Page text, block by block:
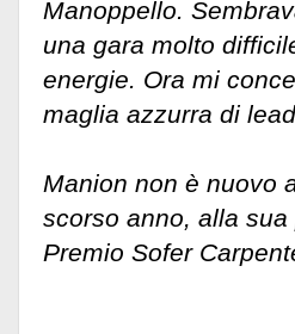
Manoppello.
una gara molto
energie. Ora mi
maglia azzurra di
Manion non è nuovo
scorso anno, alla
Premio Sofer